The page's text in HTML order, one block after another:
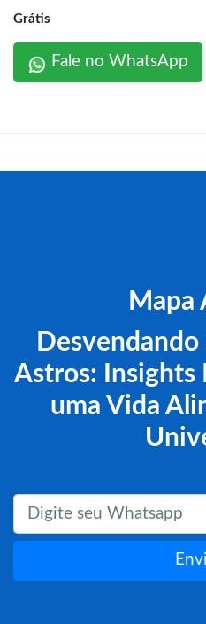
Grátis
Fale no WhatsApp
Mapa
Desvendando
Astros: Insights
uma Vida